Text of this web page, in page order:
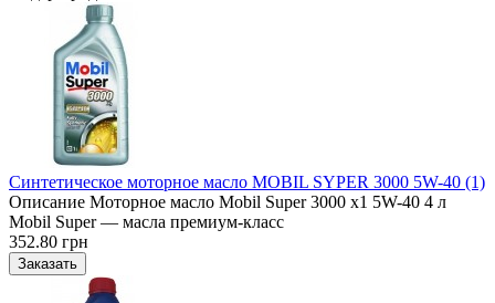
Синтетическое моторное масло MOBIL SYPER 3000 5W-40 (1)
Описание Моторное масло Mobil Super 3000 x1 5W-40 4 л
Mobil Super — масла премиум-класс
352.80 грн